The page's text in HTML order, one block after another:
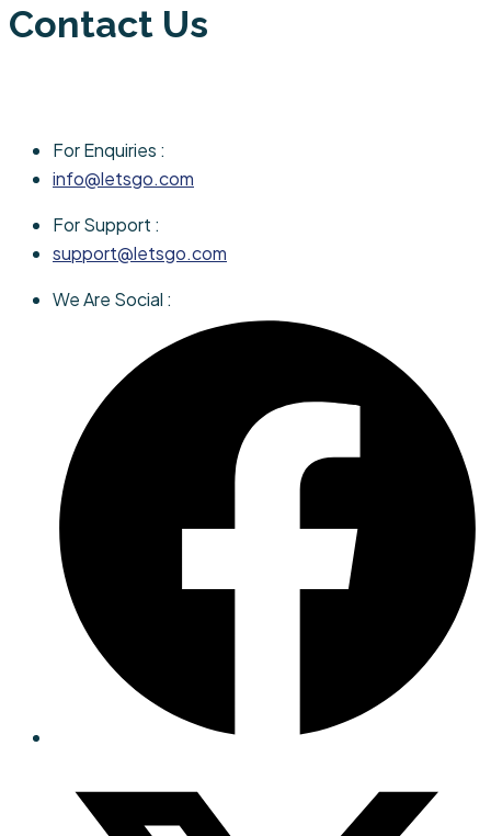
Contact Us
For Enquiries :
info@letsgo.com
For Support :
support@letsgo.com
We Are Social :